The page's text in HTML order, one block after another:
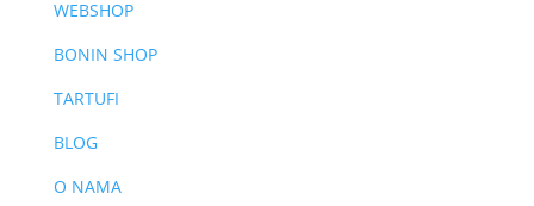
WEBSHOP
BONIN SHOP
TARTUFI
BLOG
O NAMA